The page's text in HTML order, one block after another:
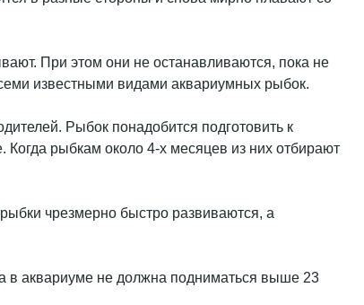
При этом они не останавливаются, пока не
известными видами аквариумных рыбок.
Рыбок понадобится подготовить к
рыбкам около 4-х месяцев из них отбирают
чрезмерно быстро развиваются, а
в аквариуме не должна подниматься выше 23